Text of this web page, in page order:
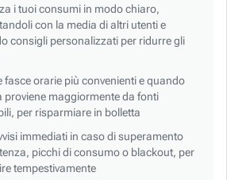
i tuoi consumi in modo chiaro,
con la media di altri utenti e
consigli personalizzati per ridurre gli
fasce orarie più convenienti e quando
proviene maggiormente da fonti
per risparmiare in bolletta
immediati in caso di superamento
picchi di consumo o blackout, per
tempestivamente